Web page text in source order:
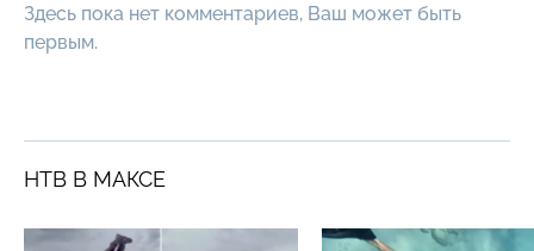
Здесь пока нет комментариев, Ваш может быть
первым.
НТВ В МАКСЕ